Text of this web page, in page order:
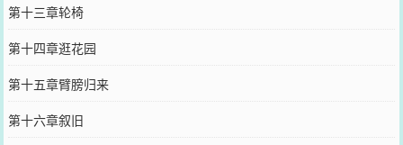
第十三章轮椅
第十四章逛花园
第十五章臂膀归来
第十六章叙旧